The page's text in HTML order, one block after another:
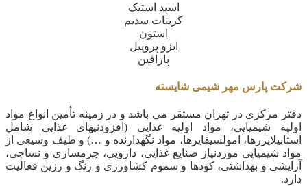
اسید استیک
کربنات سدیم
استون
ایزو پروپیل
پارافین
شرکت پارس مهر شیمی شایسته
دفتر مرکزی در تهران مستقر می باشد و در زمینه تأمین انواع مواد
اولیه شیمیایی، مواد اولیه غذایی (افزودنیهای غذایی شامل
استابیلایزرها، امولسیفایرها، مواد نگهدارنده و …) و طیف وسیعی از
مواد شیمیایی موردنیاز صنایع غذایی، دارویی، چرمسازی و نساجی،
آرایشی و بهداشتی، کودها و سموم کشاورزی و رنگ و رزین فعالیت
دارد.